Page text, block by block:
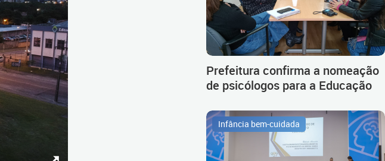
Prefeitura confirma a nomeação
de psicólogos para a Educação
Infância bem-cuidada